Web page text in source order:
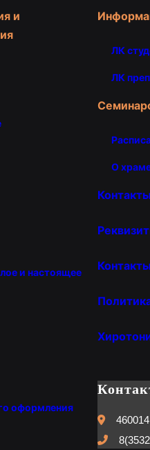
и
и настоящее
оформления
ЛК
ЛК
О
Контакты